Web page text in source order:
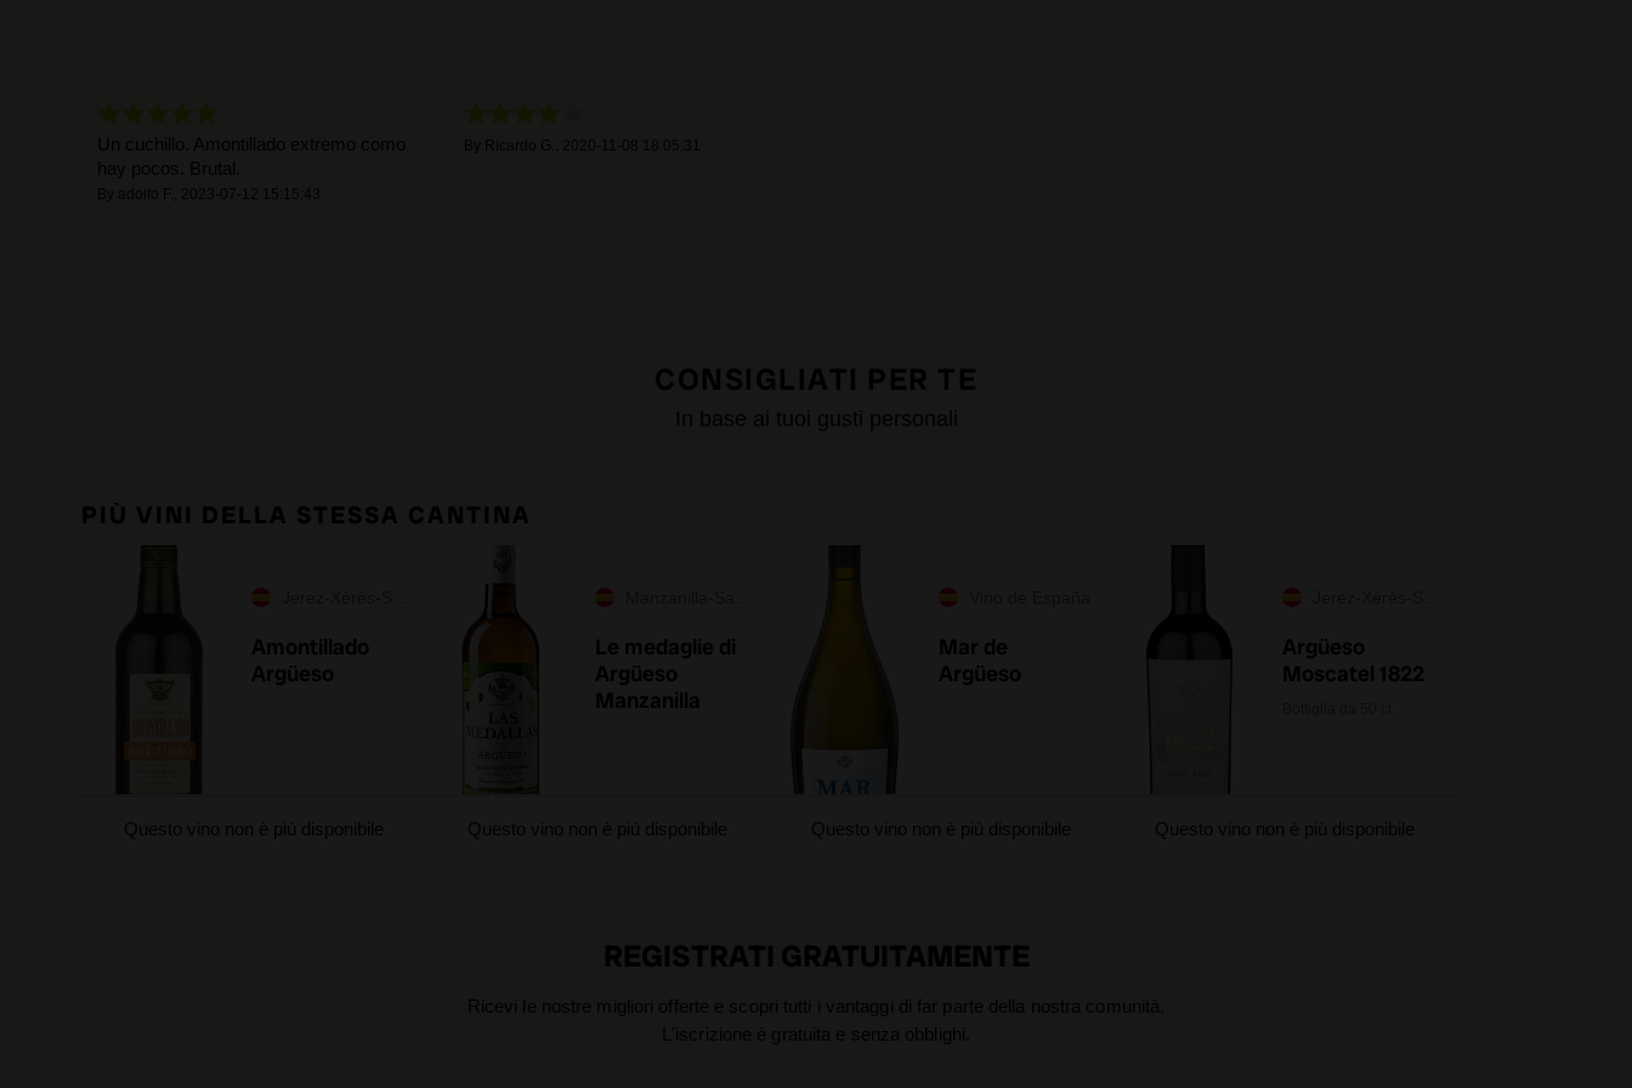
Un cuchillo. Amontillado extremo como
hay pocos. Brutal.
adolfo F. 2023-07-12 15:15:43
Ricardo G. 2020-11-08 18:05:31
CONSIGLIATI PER TE
In base ai tuoi gusti personali
PIÙ VINI DELLA STESSA CANTINA
Amontillado
Argüeso
Questo vino non è più disponibile
Le medaglie di
Argüeso
Manzanilla
Questo vino non è più disponibile
Mar de
Argüeso
Questo vino non è più disponibile
Argüeso
Moscatel 1822
Questo vino non è più disponibile
REGISTRATI GRATUITAMENTE
Ricevi le nostre migliori offerte e scopri tutti i vantaggi di far parte della nostra comunità.
L'iscrizione è gratuita e senza obblighi.